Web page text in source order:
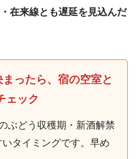
在来線とも遅延を見込んだ
ったら、宿の空室と
ェック
ぶどう収穫期・新酒解禁
タイミングです。早め